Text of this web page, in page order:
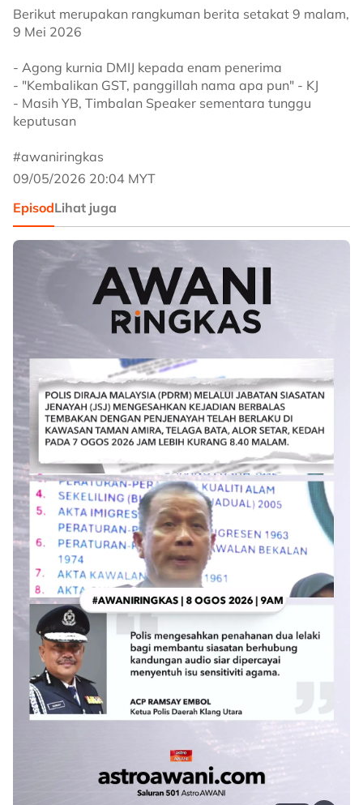
Berikut merupakan rangkuman berita setakat 9 malam,
9 Mei 2026
- Agong kurnia DMIJ kepada enam penerima
- "Kembalikan GST, panggillah nama apa pun" - KJ
- Masih YB, Timbalan Speaker sementara tunggu
keputusan
#awaniringkas
09/05/2026 20:04 MYT
EpisodLihat juga